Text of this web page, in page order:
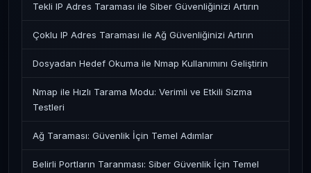
Tekli IP Adres Taraması ile Siber Güvenliğinizi Artırın
Çoklu IP Adres Taraması ile Ağ Güvenliğinizi Artırın
Dosyadan Hedef Okuma ile Nmap Kullanımını Geliştirin
Nmap ile Hızlı Tarama Modu: Verimli ve Etkili Sızma
Testleri
Ağ Taraması: Güvenlik İçin Temel Adımlar
Belirli Portların Taranması: Siber Güvenlik İçin Temel